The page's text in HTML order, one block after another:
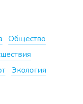
Общество
Экология